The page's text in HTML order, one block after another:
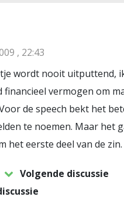
, 22:43
wordt nooit uitputtend,
financieel vermogen om
de speech bekt het
te noemen. Maar het
het eerste deel van de zin.
Volgende discussie